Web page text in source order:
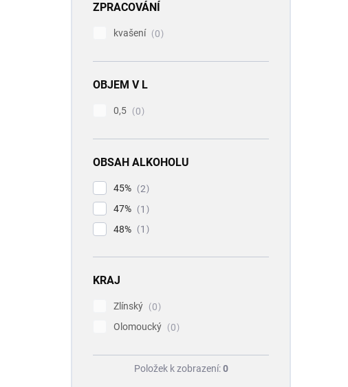
ZPRACOVÁNÍ
kvašení 0
OBJEM V L
0,5 0
OBSAH ALKOHOLU
45%
2
47%
1
48%
1
KRAJ
Zlínský
0
Olomoucký
0
Položek k zobrazení:0